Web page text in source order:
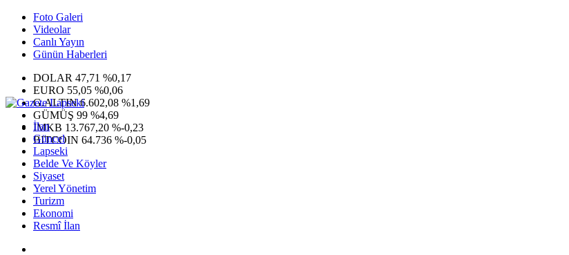
Foto Galeri
Videolar
Canlı Yayın
Günün Haberleri
DOLAR 47,71 %0,17
EURO 55,05 %0,06
G.ALTIN6.602,08 %1,69
GÜMÜŞ 99 %4,69
IMKB 13.767,20 %-0,23
BITCOIN 64.736 %-0,05
İlan
Güncel
Lapseki
Belde Ve Köyler
Siyaset
Yerel Yönetim
Turizm
Ekonomi
Resmî İlan